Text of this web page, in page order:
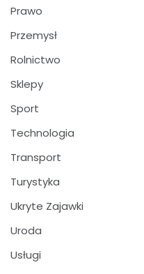
Prawo
Przemysł
Rolnictwo
Sklepy
Sport
Technologia
Transport
Turystyka
Ukryte Zajawki
Uroda
Usługi